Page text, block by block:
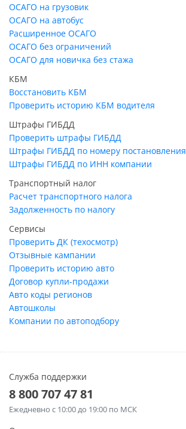
ОСАГО на грузовик
ОСАГО на автобус
Расширенное ОСАГО
ОСАГО без ограничений
ОСАГО для новичка без стажа
КБМ
Восстановить КБМ
Проверить историю КБМ водителя
Штрафы ГИБДД
Проверить штрафы ГИБДД
Штрафы ГИБДД по номеру постановления
Штрафы ГИБДД по ИНН компании
Транспортный налог
Расчет транспортного налога
Задолженность по налогу
Сервисы
Проверить ДК (техосмотр)
Отзывные кампании
Проверить историю авто
Договор купли-продажи
Авто коды регионов
Автошколы
Компании по автоподбору
Служба поддержки
8 800 707 47 81
Ежедневно с 10:00 до 19:00 по МСК